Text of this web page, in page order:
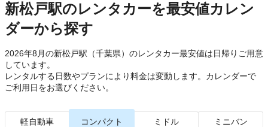
新松戸駅のレンタカーを最安値カレン
ダーから探す
2026年8月の新松戸駅（千葉県）のレンタカー最安値は日帰り ご用意
しています。
レンタルする日数やプランにより料金は変動します。カレンダーで
ご利用日をお選びください。
軽自動車 コンパクト ミドル ミニバン